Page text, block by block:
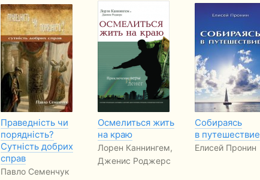
Праведність чи
порядність?
Сутність добрих
справ
Павло Семенчук
Осмелиться жить
на краю
Лорен Каннингем,
Дженис Роджерс
Собираясь
в путешествие
Елисей Пронин